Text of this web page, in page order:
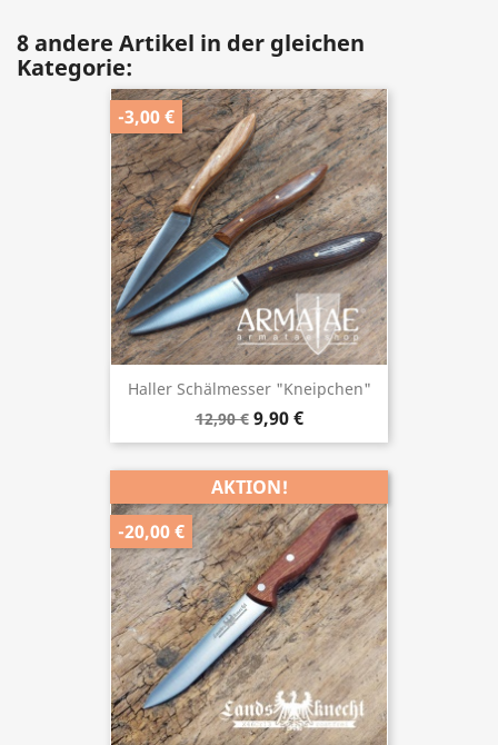
8 andere Artikel in der gleichen
Kategorie:
Haller Schälmesser "Kneipchen"
12,90 € 9,90 €
-3,00 €
AKTION!
-20,00 €